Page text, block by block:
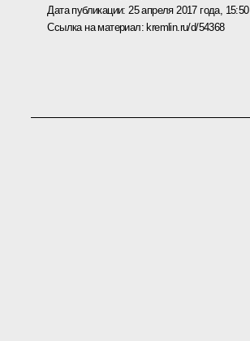
Дата публикации: 25 апреля 2017 года, 15:50
Ссылка на материал: kremlin.ru/d/54368